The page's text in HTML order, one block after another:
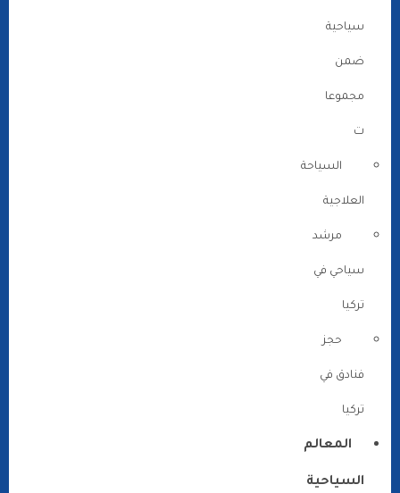
سياحية
ضمن
مجموعا
ت
السياحة
العلاجية
مرشد
سياحي في
تركيا
حجز
فنادق في
تركيا
المعالم
السياحية